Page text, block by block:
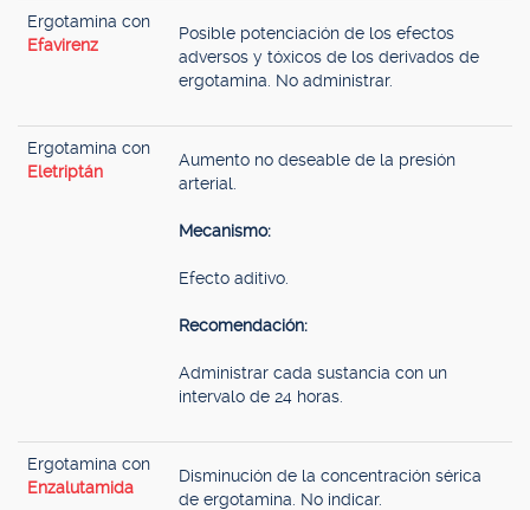
Ergotamina con
Efavirenz
Posible potenciación de los efectos
adversos y tóxicos de los derivados de
ergotamina. No administrar.
Ergotamina con
Eletriptán
Aumento no deseable de la presión
arterial.
Mecanismo:
Efecto aditivo.
Recomendación:
Administrar cada sustancia con un
intervalo de 24 horas.
Ergotamina con
Enzalutamida
Disminución de la concentración sérica
de ergotamina. No indicar.